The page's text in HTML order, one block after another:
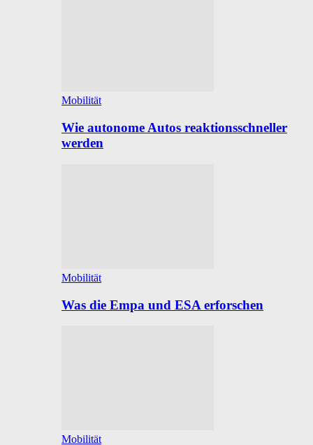
Mobilität
Wie autonome Autos reaktionsschneller
werden
Mobilität
Was die Empa und ESA erforschen
Mobilität